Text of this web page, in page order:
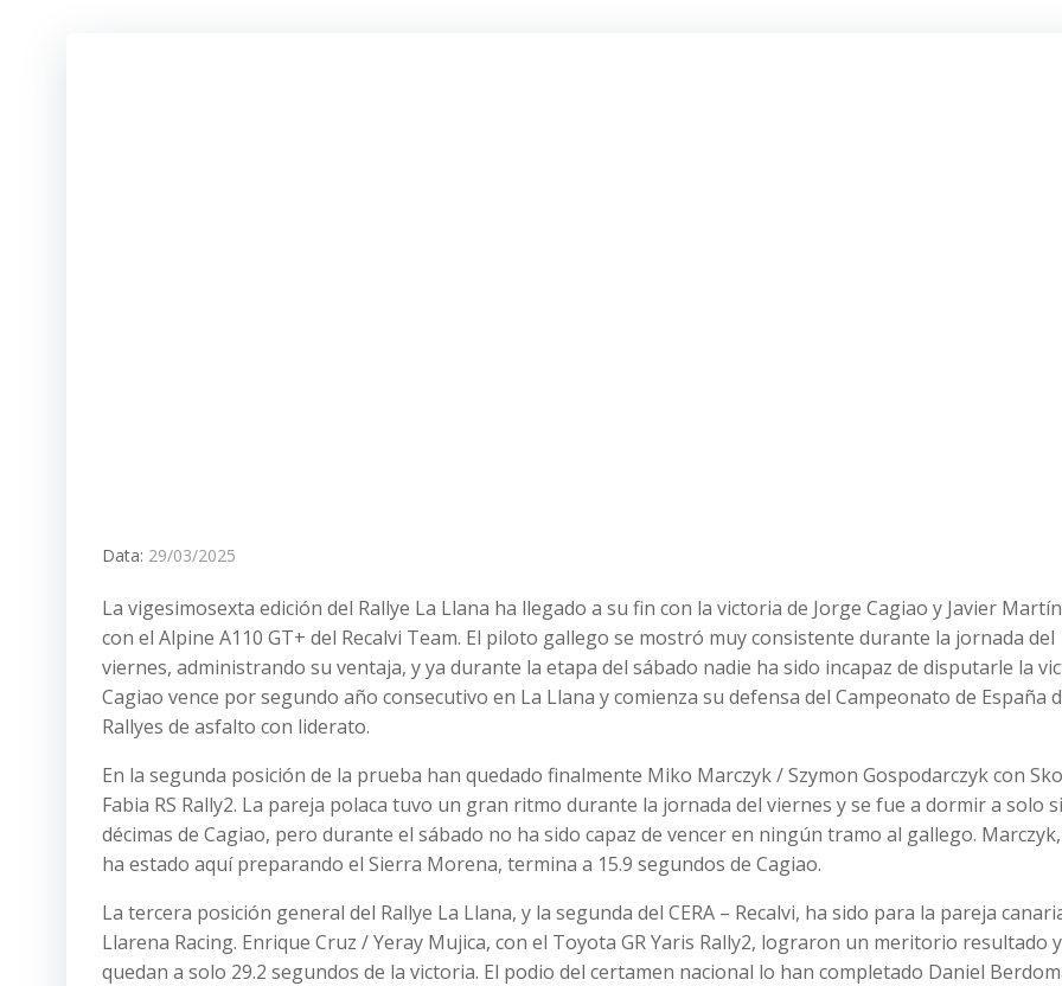
Data: 29/03/2025
La vigesimosexta edición del Rallye La Llana ha llegado a su fin con la victoria de Jorge Cagiao y Javier
con el Alpine A110 GT+ del Recalvi Team. El piloto gallego se mostró muy consistente durante la jornada del
viernes, administrando su ventaja, y ya durante la etapa del sábado nadie ha sido incapaz de disputarle la
Cagiao vence por segundo año consecutivo en La Llana y comienza su defensa del Campeonato de España
Rallyes de asfalto con liderato.
En la segunda posición de la prueba han quedado finalmente Miko Marczyk / Szymon Gospodarczyk con
Fabia RS Rally2. La pareja polaca tuvo un gran ritmo durante la jornada del viernes y se fue a dormir a solo
décimas de Cagiao, pero durante el sábado no ha sido capaz de vencer en ningún tramo al gallego.
ha estado aquí preparando el Sierra Morena, termina a 15.9 segundos de Cagiao.
La tercera posición general del Rallye La Llana, y la segunda del CERA – Recalvi, ha sido para la pareja
Llarena Racing. Enrique Cruz / Yeray Mujica, con el Toyota GR Yaris Rally2, lograron un meritorio resultado
quedan a solo 29.2 segundos de la victoria. El podio del certamen nacional lo han completado Daniel